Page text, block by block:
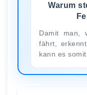
Warum
Damit man,
fährt,
kann es